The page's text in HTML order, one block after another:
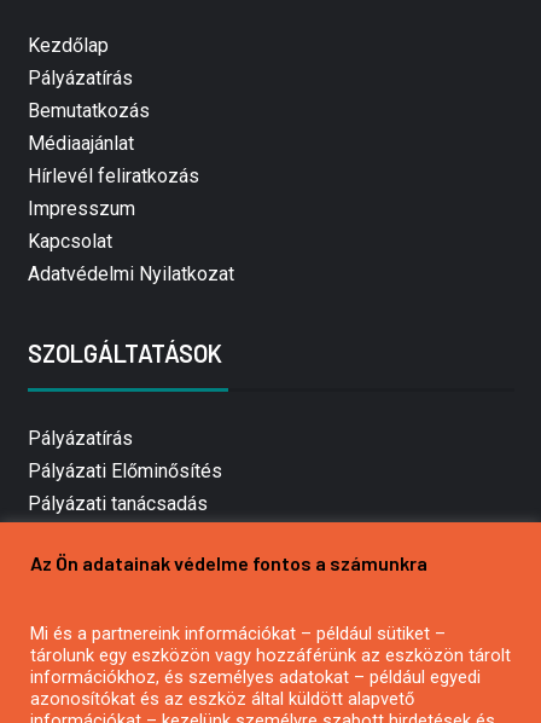
Kezdőlap
Pályázatírás
Bemutatkozás
Médiaajánlat
Hírlevél feliratkozás
Impresszum
Kapcsolat
Adatvédelmi Nyilatkozat
SZOLGÁLTATÁSOK
Pályázatírás
Pályázati Előminősítés
Pályázati tanácsadás
Mezőgazdasági pályázatírás
Pályázatírás civil szervezeteknek
Pályázatírás önkormányzatoknak
Pályázatfigyelés
Az Ön adatainak védelme fontos a számunkra
Mi és a partnereink információkat – például sütiket –
tárolunk egy eszközön vagy hozzáférünk az eszközön tárolt
információkhoz, és személyes adatokat – például egyedi
azonosítókat és az eszköz által küldött alapvető